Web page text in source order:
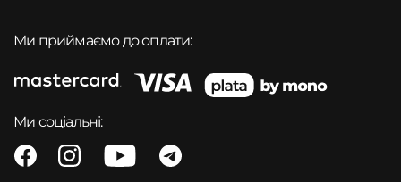
Ми приймаємо до оплати:
Ми соціальні: